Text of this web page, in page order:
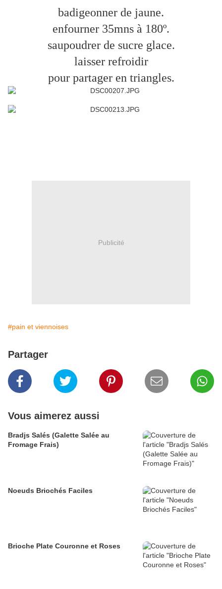
badigeonner de jaune.
enfourner 35mns à 180º.
saupoudrer de sucre glace.
laisser refroidir
pour partager en triangles.
Publicité
#pain et viennoises
Partager
Vous aimerez aussi
Bradjs Salés (Galette Salée au
Fromage Frais)
Noeuds Briochés Faciles
Brioche Plate Couronne et Roses